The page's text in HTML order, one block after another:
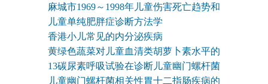
麻城市1969～1998年儿童伤害死亡趋势和
儿童单纯肥胖症诊断方法学
香港小儿常见的内分泌疾病
黄绿色蔬菜对儿童血清类胡萝卜素水平的
13碳尿素呼吸试验在诊断儿童幽门螺杆菌
儿童幽门螺杆菌相关性胃十二指肠疾病的